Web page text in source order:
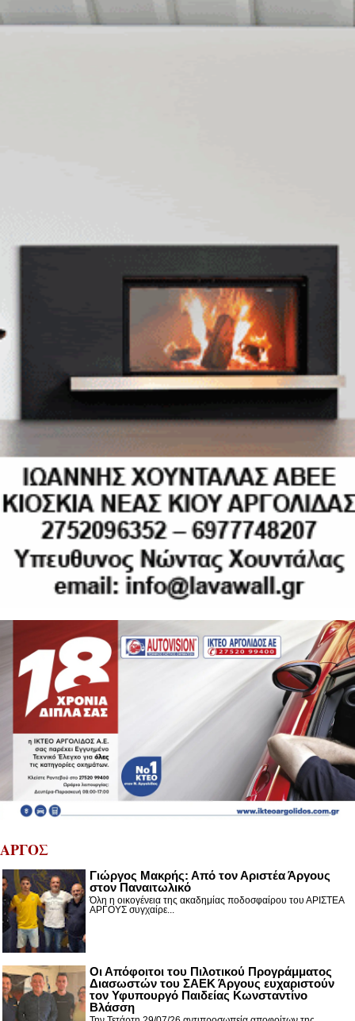
ΑΡΓΟΣ
Γιώργος Μακρής: Από τον Αριστέα Άργους
στον Παναιτωλικό
Όλη η οικογένεια της ακαδημίας ποδοσφαίρου του ΑΡΙΣΤΕΑ
ΑΡΓΟΥΣ συγχαίρε...
Οι Απόφοιτοι του Πιλοτικού Προγράμματος
Διασωστών του ΣΑΕΚ Άργους ευχαριστούν
τον Υφυπουργό Παιδείας Κωνσταντίνο
Βλάσση